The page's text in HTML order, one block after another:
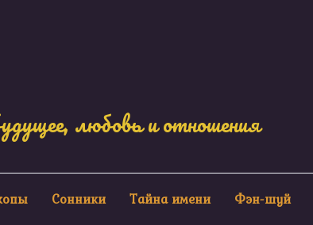
любовь и отношения
Сонники Тайна имени Фэн-шуй